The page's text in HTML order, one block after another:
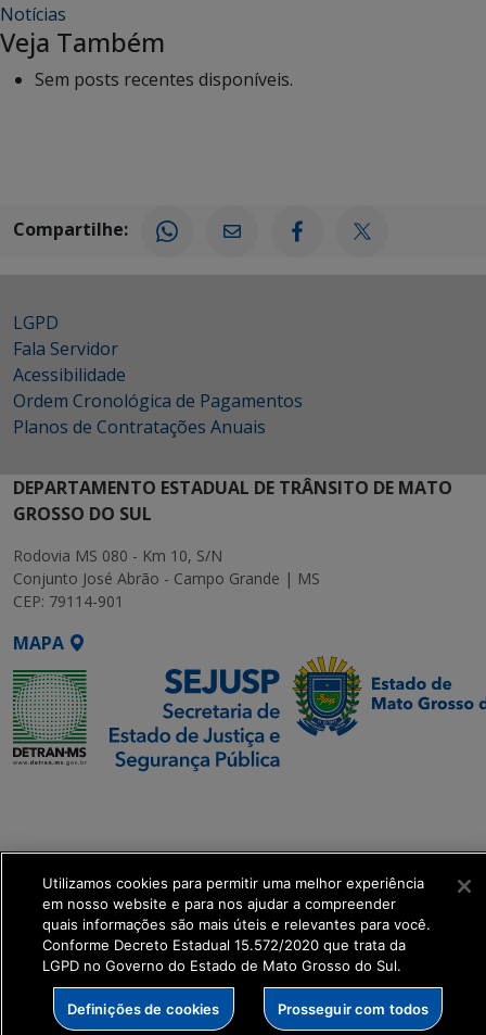
Notícias
Veja Também
Sem posts recentes disponíveis.
Compartilhe:
LGPD
Fala Servidor
Acessibilidade
Ordem Cronológica de Pagamentos
Planos de Contratações Anuais
DEPARTAMENTO ESTADUAL DE TRÂNSITO DE MATO
GROSSO DO SUL
Rodovia MS 080 - Km 10, S/N
Conjunto José Abrão - Campo Grande | MS
CEP: 79114-901
MAPA
Transformação Digital
get_footer();
Utilizamos cookies para permitir uma melhor experiência
em nosso website e para nos ajudar a compreender
quais informações são mais úteis e relevantes para você.
Conforme Decreto Estadual 15.572/2020 que trata da
LGPD no Governo do Estado de Mato Grosso do Sul.
Definições de cookies Prosseguir com todos